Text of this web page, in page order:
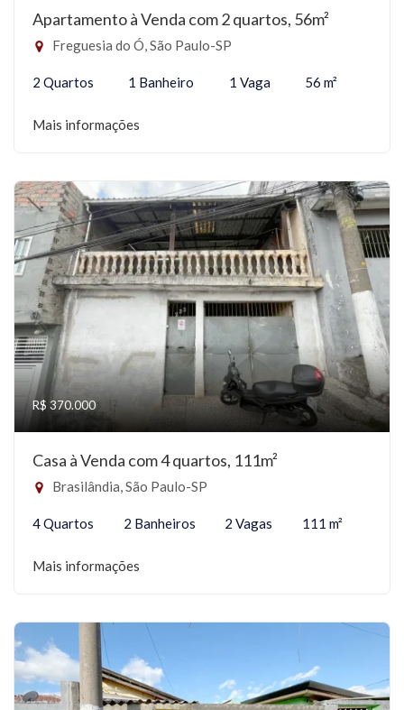
Apartamento à Venda com 2 quartos, 56m²
Freguesia do Ó, São Paulo-SP
2 Quartos 1 Banheiro 1 Vaga 56 m²
Mais informações
R$ 370.000
Casa à Venda com 4 quartos, 111m²
Brasilândia, São Paulo-SP
4 Quartos 2 Banheiros 2 Vagas 111 m²
Mais informações